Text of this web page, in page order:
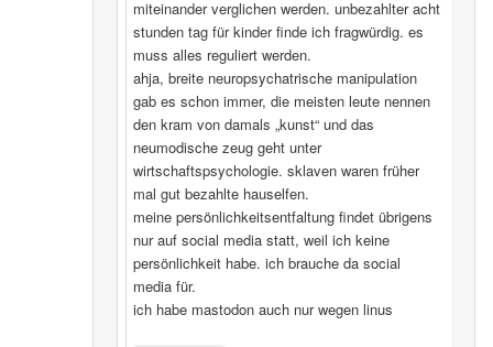
miteinander verglichen werden. unbezahlter acht
stunden tag für kinder finde ich fragwürdig. es
muss alles reguliert werden.
ahja, breite neuropsychatrische manipulation
gab es schon immer, die meisten leute nennen
den kram von damals „kunst“ und das
neumodische zeug geht unter
wirtschaftspsychologie. sklaven waren früher
mal gut bezahlte hauselfen.
meine persönlichkeitsentfaltung findet übrigens
nur auf social media statt, weil ich keine
persönlichkeit habe. ich brauche da social
media für.
ich habe mastodon auch nur wegen linus